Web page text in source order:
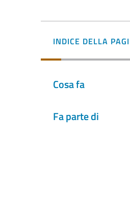
INDICE DELLA
Cosa fa
Fa parte di